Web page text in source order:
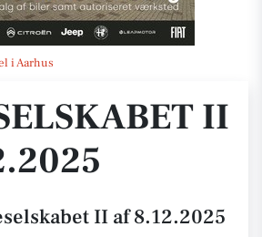
i Aarhus
8.12.2025
II
II af 8.12.2025